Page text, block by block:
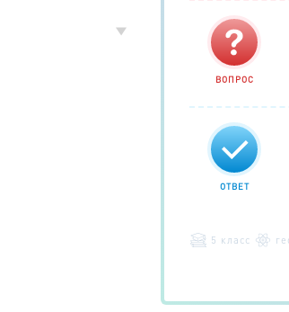
ВОПРОС
ОТВЕТ
5 класс